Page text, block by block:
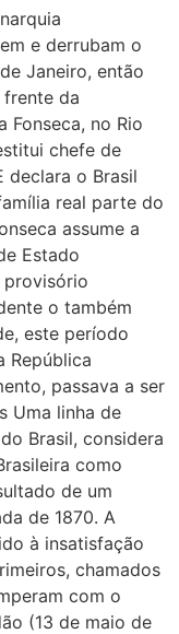
e derrubam o
Janeiro, então
da
Fonseca, no Rio
chefe de
declara o Brasil
real parte do
assume a
Estado
provisório
o também
este período
República
passava a ser
Uma linha de
Brasil, considera
como
de um
de 1870. A
à insatisfação
chamados
com o
(13 de maio de